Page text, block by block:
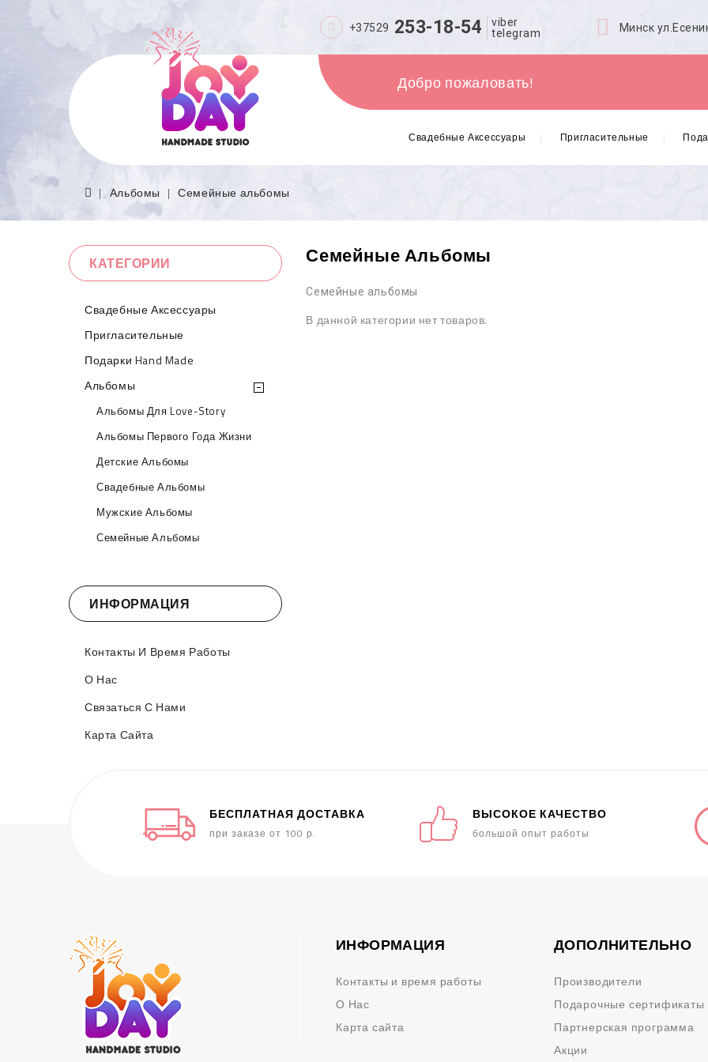
+37529 253-18-54
viber
telegram
Минск
Добро пожаловать!
Свадебные Аксессуары Пригласительные
Альбомы Семейные альбомы
КАТЕГОРИИ
Свадебные Аксессуары
Пригласительные
Подарки Hand Made
Альбомы
Альбомы Для Love-Story
Альбомы Первого Года Жизни
Детские Альбомы
Свадебные Альбомы
Мужские Альбомы
Семейные Альбомы
ИНФОРМАЦИЯ
Контакты И Время Работы
О Нас
Связаться С Нами
Карта Сайта
Семейные Альбомы
Семейные альбомы
В данной категории нет товаров.
БЕСПЛАТНАЯ ДОСТАВКА
при заказе от 100 р.
ВЫСОКОЕ КАЧЕСТВО
большой опыт работы
ИНФОРМАЦИЯ
Контакты и время работы
О Нас
Карта сайта
ДОПОЛНИТЕЛЬНО
Производители
Подарочные сертификаты
Партнерская программа
Акции